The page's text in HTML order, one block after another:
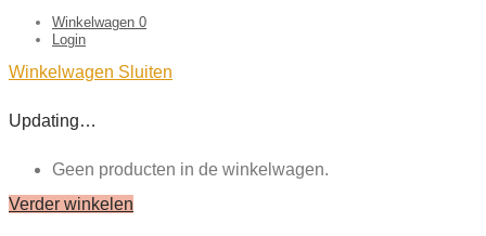
Winkelwagen 0
Login
Winkelwagen Sluiten
Updating…
Geen producten in de winkelwagen.
Verder winkelen